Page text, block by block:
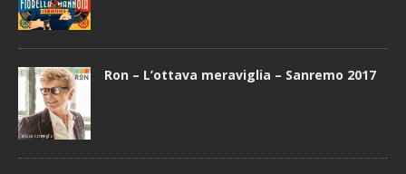
Ron – L’ottava meraviglia – Sanremo 2017